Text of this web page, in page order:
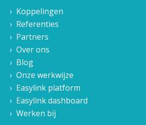
Koppelingen
Referenties
Partners
Over ons
Blog
Onze werkwijze
Easylink platform
Easylink dashboard
Werken bij